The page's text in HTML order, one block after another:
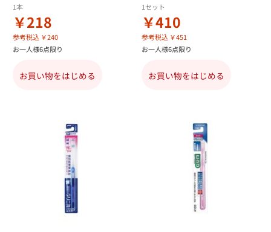
1本
￥218
参考税込 ￥240
お一人様6点限り
お買い物をはじめる
1セット
￥410
参考税込 ￥451
お一人様6点限り
お買い物をはじめる